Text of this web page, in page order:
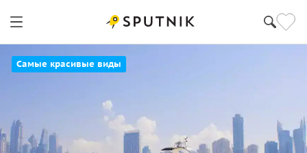
Самые красивые виды